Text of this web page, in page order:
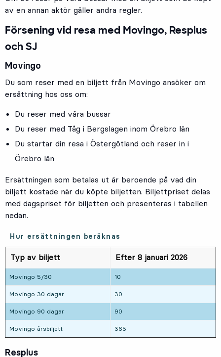
av en annan aktör gäller andra regler.
Försening vid resa med Movingo, Resplus
och SJ
Movingo
Du som reser med en biljett från Movingo ansöker om
ersättning hos oss om:
Du reser med våra bussar
Du reser med Tåg i Bergslagen inom Örebro län
Du startar din resa i Östergötland och reser in i
Örebro län
Ersättningen som betalas ut är beroende på vad din
biljett kostade när du köpte biljetten. Biljettpriset delas
med dagspriset för biljetten och presenteras i tabellen
nedan.
Hur ersättningen beräknas
Typ av biljett Efter 8 januari 2026
Movingo 5/30 10
Movingo 30 dagar 30
Movingo 90 dagar 90
Movingo årsbiljett 365
Resplus